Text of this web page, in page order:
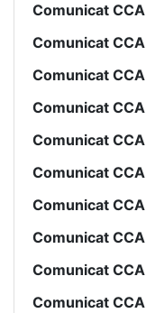
Comunicat CCA
Comunicat CCA
Comunicat CCA
Comunicat CCA
Comunicat CCA
Comunicat CCA
Comunicat CCA
Comunicat CCA
Comunicat CCA
Comunicat CCA